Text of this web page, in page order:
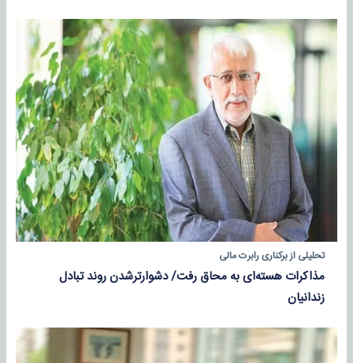
تحلیلی از برکناری رابرت مالی
مذاکرات هسته‌ای به محاق رفت/ دشوارترشدن روند تبادل
زندانیان